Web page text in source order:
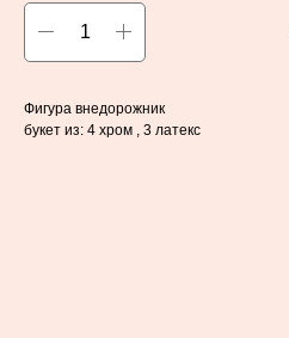
Фигура внедорожник
букет из: 4 хром , 3 латекс